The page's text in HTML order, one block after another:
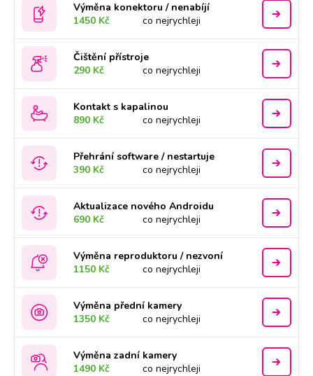
Výměna konektoru / nenabíjí
1450 Kč
co nejrychleji
Čištění přístroje
290 Kč
co nejrychleji
Kontakt s kapalinou
890 Kč
co nejrychleji
Přehrání software / nestartuje
390 Kč
co nejrychleji
Aktualizace nového Androidu
690 Kč
co nejrychleji
Výměna reproduktoru / nezvoní
1150 Kč
co nejrychleji
Výměna přední kamery
1350 Kč
co nejrychleji
Výměna zadní kamery
1490 Kč
co nejrychleji